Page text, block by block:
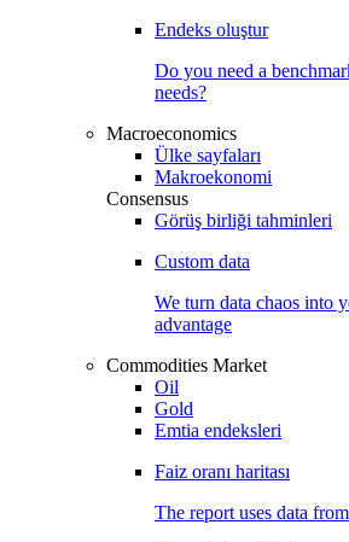
Endeks oluştur
Do you need a
needs?
Macroeconomics
Ülke sayfaları
Makroekonomi
Consensus
Görüş birliği tahminleri
Custom data
We turn data chaos into
advantage
Commodities Market
Oil
Gold
Emtia endeksleri
Faiz oranı haritası
The report uses data